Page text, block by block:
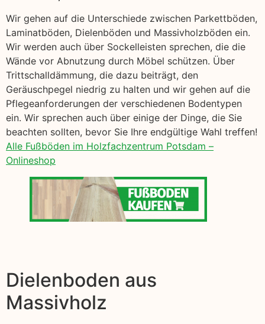
Wir gehen auf die Unterschiede zwischen Parkettböden,
Laminatböden, Dielenböden und Massivholzböden ein.
Wir werden auch über Sockelleisten sprechen, die die
Wände vor Abnutzung durch Möbel schützen. Über
Trittschalldämmung, die dazu beiträgt, den
Geräuschpegel niedrig zu halten und wir gehen auf die
Pflegeanforderungen der verschiedenen Bodentypen
ein. Wir sprechen auch über einige der Dinge, die Sie
beachten sollten, bevor Sie Ihre endgültige Wahl treffen!
Alle Fußböden im Holzfachzentrum Potsdam –
Onlineshop
Dielenboden aus
Massivholz